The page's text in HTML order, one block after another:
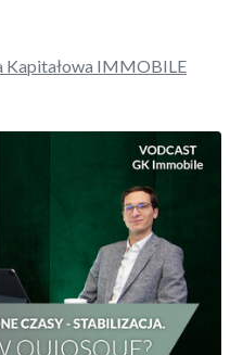
Kapitałowa IMMOBILE